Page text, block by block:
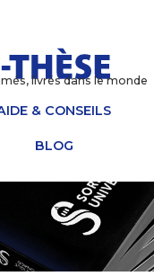
livrés dans le monde
& CONSEILS
BLOG